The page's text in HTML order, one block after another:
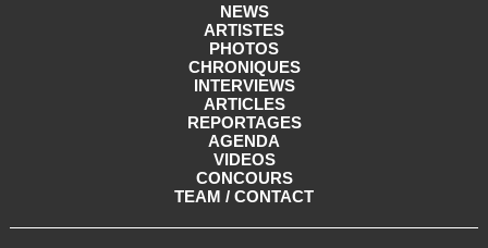
NEWS
ARTISTES
PHOTOS
CHRONIQUES
INTERVIEWS
ARTICLES
REPORTAGES
AGENDA
VIDEOS
CONCOURS
TEAM / CONTACT